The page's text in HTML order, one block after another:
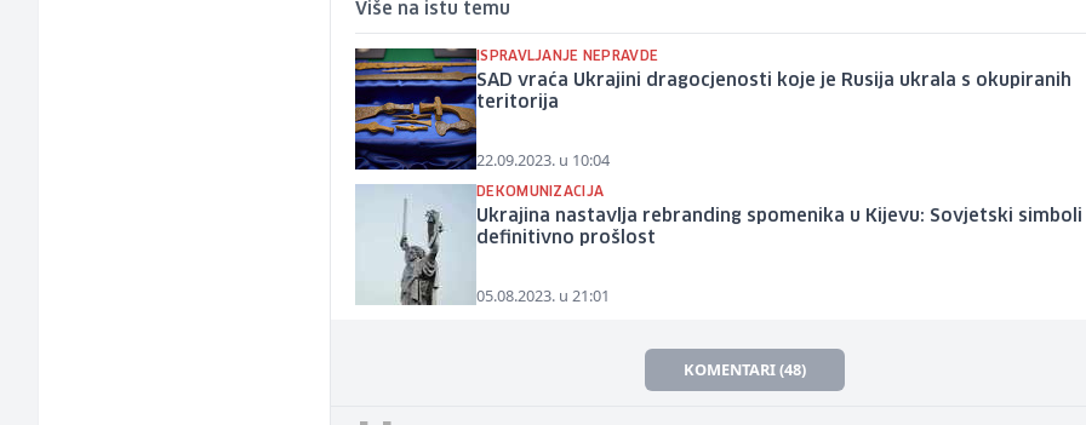
Više na istu temu
ISPRAVLJANJE NEPRAVDE
SAD vraća Ukrajini dragocjenosti koje je Rusija ukrala s okupiranih
teritorija
22.09.2023. u 10:04
DEKOMUNIZACIJA
Ukrajina nastavlja rebranding spomenika u Kijevu: Sovjetski simboli
definitivno prošlost
05.08.2023. u 21:01
KOMENTARI (48)